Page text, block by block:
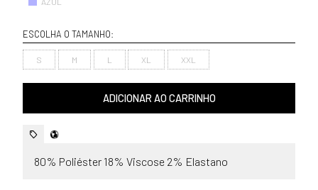
ESCOLHA O TAMANHO:
S M L XL XXL
ADICIONAR AO CARRINHO
80% Poliéster 18% Viscose 2% Elastano